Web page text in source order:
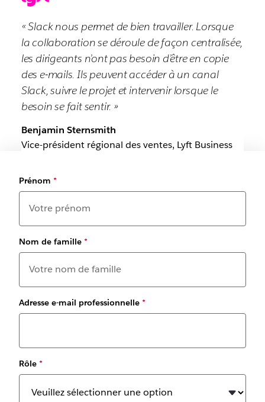
« Slack nous permet de bien travailler. Lorsque
la collaboration se déroule de façon centralisée,
les dirigeants n’ont pas besoin d’être en copie
des e-mails. Ils peuvent accéder à un canal
Slack, suivre le projet et intervenir lorsque le
besoin se fait sentir. »
Benjamin Sternsmith
Vice-président régional des ventes, Lyft Business
Prénom *
Nom de famille *
Adresse e-mail professionnelle *
Rôle *